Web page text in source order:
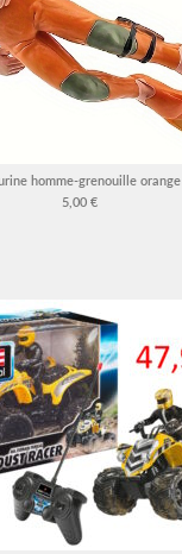
homme-grenouille orange
5,00 €